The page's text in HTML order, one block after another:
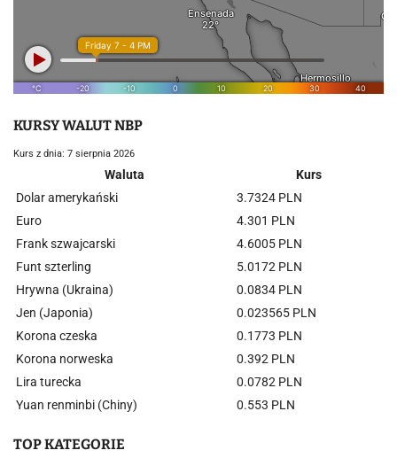
KURSY WALUT NBP
Kurs z dnia: 7 sierpnia 2026
Waluta
Kurs
Dolar amerykański
3.7324 PLN
Euro
4.301 PLN
Frank szwajcarski
4.6005 PLN
Funt szterling
5.0172 PLN
Hrywna (Ukraina)
0.0834 PLN
Jen (Japonia)
0.023565 PLN
Korona czeska
0.1773 PLN
Korona norweska
0.392 PLN
Lira turecka
0.0782 PLN
Yuan renminbi (Chiny)
0.553 PLN
TOP KATEGORIE